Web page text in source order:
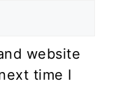
website
time I